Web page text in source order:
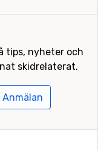
tips, nyheter och
skidrelaterat.
Anmälan